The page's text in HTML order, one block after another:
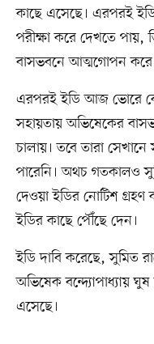
কাছে এসেছে। এরপরই
পরীক্ষা করে দেখতে পায়,
বাসভবনে আত্মগোপন
এরপরই ইডি আজ ভোরে
সহায়তায় অভিষেকের
চালায়। তবে তারা
পারেনি। অথচ গতকালও
দেওয়া ইডির নোটিশ
ইডির কাছে পৌঁছে দেন।
ইডি দাবি করেছে, সুমিত
অভিষেক বন্দ্যোপাধ্যায়
এসেছে।